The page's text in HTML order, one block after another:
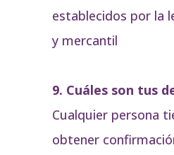
establecidos por la
y mercantil
9. Cuáles son tus
Cualquier persona
obtener